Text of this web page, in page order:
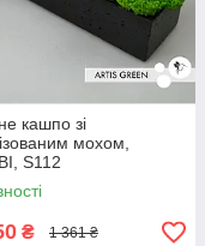
кашпо зі
мохом,
S112
₴ 1 361 ₴